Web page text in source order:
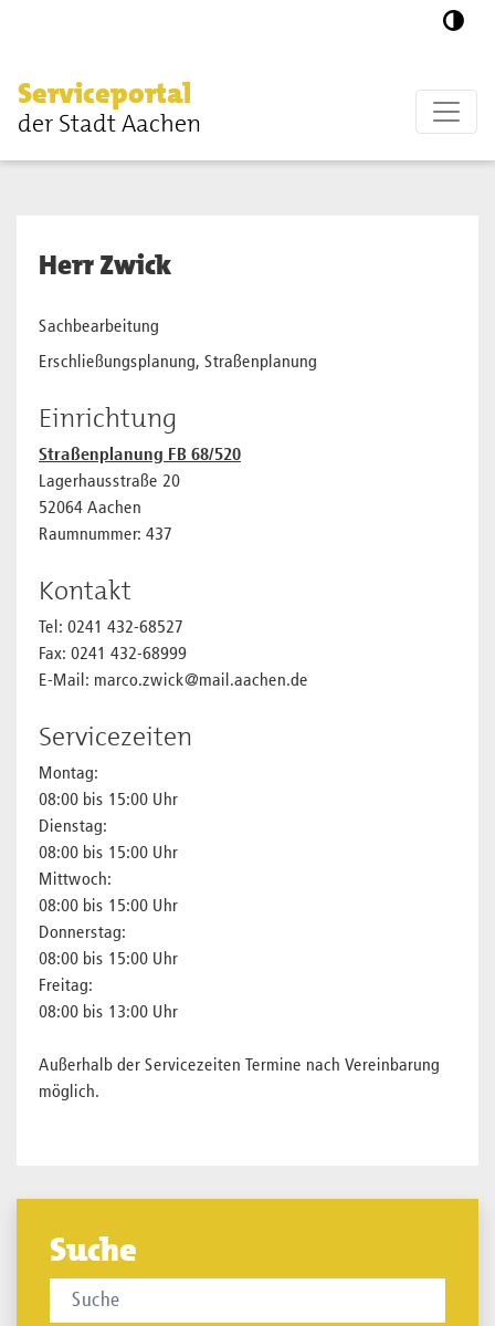
Serviceportal
der Stadt Aachen
Herr Zwick
Sachbearbeitung
Erschließungsplanung, Straßenplanung
Einrichtung
Straßenplanung FB 68/520
Lagerhausstraße 20
52064 Aachen
Raumnummer: 437
Kontakt
Tel: 0241 432-68527
Fax: 0241 432-68999
E-Mail: marco.zwick@mail.aachen.de
Servicezeiten
Montag:
08:00 bis 15:00 Uhr
Dienstag:
08:00 bis 15:00 Uhr
Mittwoch:
08:00 bis 15:00 Uhr
Donnerstag:
08:00 bis 15:00 Uhr
Freitag:
08:00 bis 13:00 Uhr
Außerhalb der Servicezeiten Termine nach Vereinbarung
möglich.
Suche